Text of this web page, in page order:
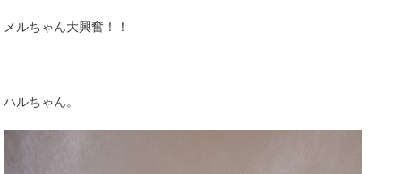
メルちゃん大興奮！！
ハルちゃん。